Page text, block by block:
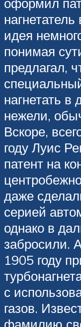
идея
понимая
предлагал,
нагнетать в
нежели,
Вскоре,
году Луис
патент на
даже
серией
однако в
забросили.
1905 году
с
газов.